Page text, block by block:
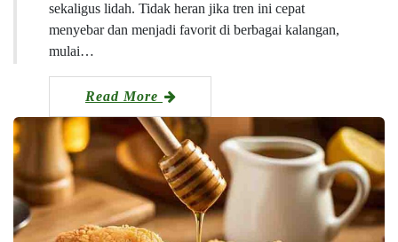
sekaligus lidah. Tidak heran jika tren ini cepat
menyebar dan menjadi favorit di berbagai kalangan,
mulai…
Read More